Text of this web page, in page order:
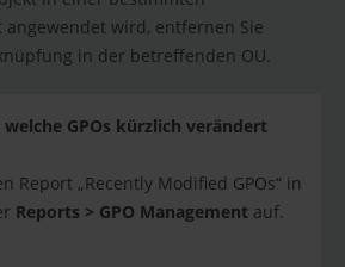
wird, entfernen Sie
in der betreffenden OU.
welche GPOs kürzlich verändert
Report „Recently Modified GPOs“ in
Reports > GPO Management auf.